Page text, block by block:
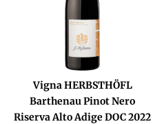
Vigna HERBSTHÖFL
Barthenau Pinot Nero
Riserva Alto Adige DOC 2022